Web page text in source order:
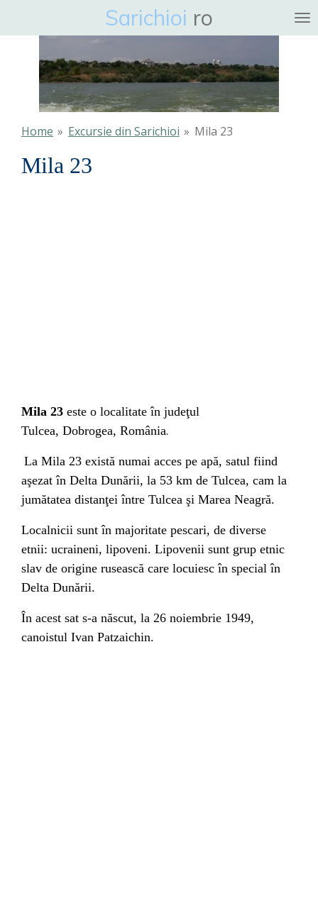
hoofdinhoud
Sarichioi ro
Home » Excursie din Sarichioi » Mila 23
Mila 23
Mila 23 este o localitate în judeţul
Tulcea, Dobrogea, România.
La Mila 23 există numai acces pe apă, satul fiind
aşezat în Delta Dunării, la 53 km de Tulcea, cam la
jumătatea distanţei între Tulcea şi Marea Neagră.
Localnicii sunt în majoritate pescari, de diverse
etnii: ucraineni, lipoveni. Lipovenii sunt grup etnic
slav de origine rusească care locuiesc în special în
Delta Dunării.
În acest sat s-a născut, la 26 noiembrie 1949,
canoistul Ivan Patzaichin.